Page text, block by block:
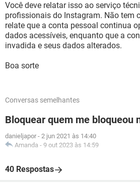
Você deve relatar isso ao serviço
profissionais do Instagram. Não tem
relate que a conta pessoal continua
dados acessíveis, enquanto que a
invadida e seus dados alterados.
Boa sorte
Conversas semelhantes
Bloquear quem me bloqueou
danieljapor - 2 jun 2021 às 14:40
Amanda - 9 out 2023 às 14:59
40 Respostas